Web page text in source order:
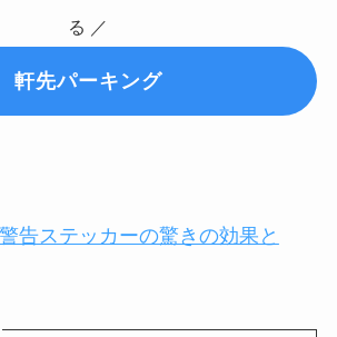
る ／
軒先パーキング
告ステッカーの驚きの効果と